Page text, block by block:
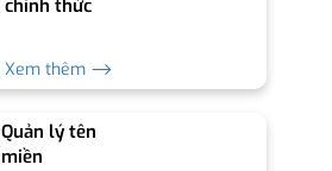
chính thức
Xem thêm ⟶
Quản lý tên
miền